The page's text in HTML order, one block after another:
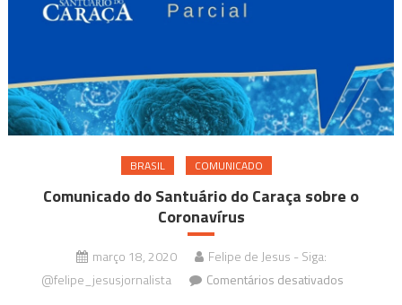
BRASIL COMUNICADO
Comunicado do Santuário do Caraça sobre o
Coronavírus
março 18, 2020
Felipe de Jesus - Siga:
@felipe_jesusjornalista
Comentários desativadosem